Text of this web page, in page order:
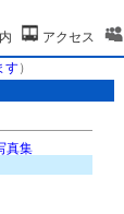
アクセス
す）
真集